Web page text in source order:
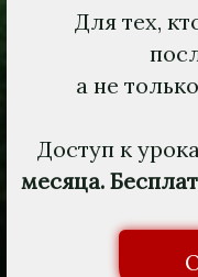
Для тех,
а не
Доступ к
месяца.